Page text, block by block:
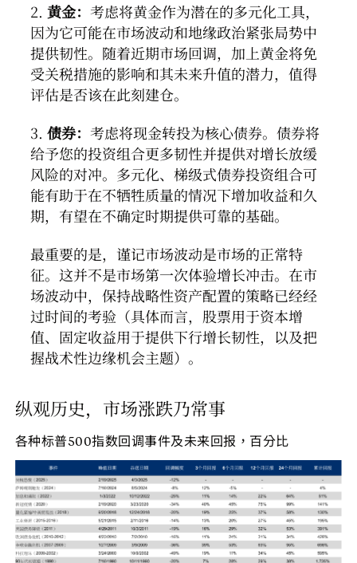
2. 黄金： 考虑将黄金作为潜在的多元化工具，
因为它可能在市场波动和地缘政治紧张局势中
提供韧性。随着近期市场回调，加上黄金将免
受关税措施的影响和其未来升值的潜力，值得
评估是否该在此刻建仓。
3. 债券： 考虑将现金转投为核心债券。债券将
给予您的投资组合更多韧性并提供对增长放缓
风险的对冲。多元化、梯级式债券投资组合可
能有助于在不牺牲质量的情况下增加收益和久
期，有望在不确定时期提供可靠的基础。
最重要的是，谨记市场波动是市场的正常特
征。这并不是市场第一次体验增长冲击。在市
场波动中，保持战略性资产配置的策略已经经
过时间的考验（具体而言，股票用于资本增
值、固定收益用于提供下行增长韧性，以及把
握战术性边缘机会主题）。
纵观历史，市场涨跌乃常事
各种标普500指数回调事件及未来回报，百分比